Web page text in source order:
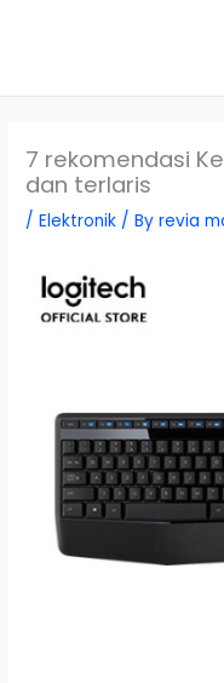
7 rekomendasi
dan terlaris
/Elektronik / Byrevia